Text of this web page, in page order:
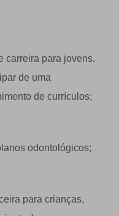
carreira para jovens,
de uma
de currículos;
odontológicos;
para crianças,